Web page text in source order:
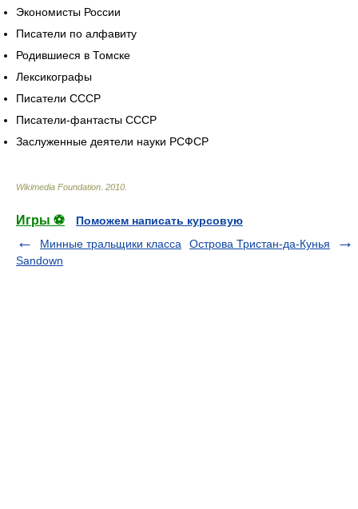
Экономисты России
Писатели по алфавиту
Родившиеся в Томске
Лексикографы
Писатели СССР
Писатели-фантасты СССР
Заслуженные деятели науки РСФСР
Wikimedia Foundation 2010
Игры ⚽
Поможем написать курсовую
Минные тральщики класса
Sandown
Острова Тристан-да-Кунья